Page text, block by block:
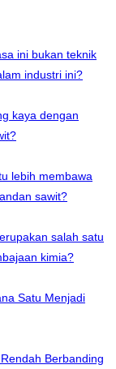
ini bukan teknik
industri ini?
kaya dengan
lebih membawa
sawit?
salah satu
kimia?
Satu Menjadi
Berbanding